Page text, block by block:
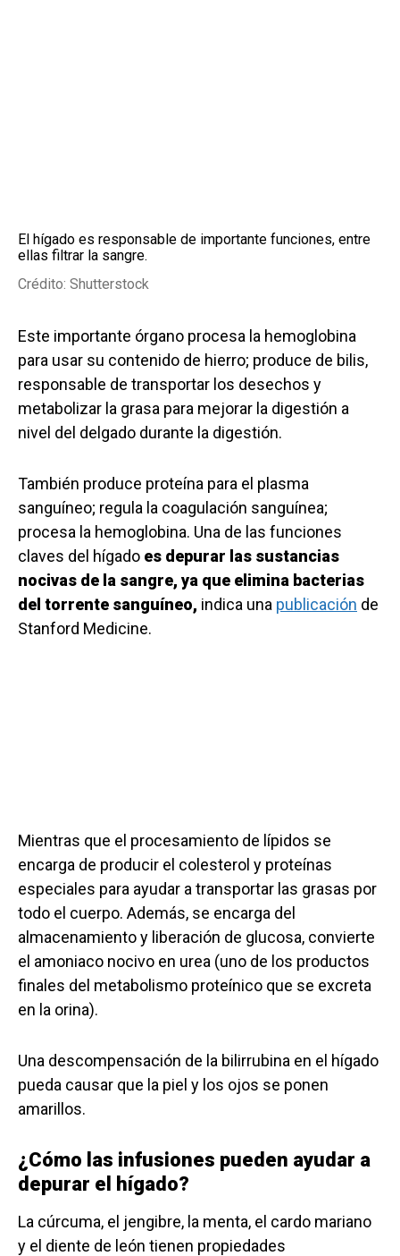
El hígado es responsable de importante funciones, entre
ellas filtrar la sangre.
Crédito: Shutterstock
Este importante órgano procesa la hemoglobina
para usar su contenido de hierro; produce de bilis,
responsable de transportar los desechos y
metabolizar la grasa para mejorar la digestión a
nivel del delgado durante la digestión.
También produce proteína para el plasma
sanguíneo; regula la coagulación sanguínea;
procesa la hemoglobina. Una de las funciones
claves del hígado es depurar las sustancias
nocivas de la sangre, ya que elimina bacterias
del torrente sanguíneo, indica una publicación de
Stanford Medicine.
Mientras que el procesamiento de lípidos se
encarga de producir el colesterol y proteínas
especiales para ayudar a transportar las grasas por
todo el cuerpo. Además, se encarga del
almacenamiento y liberación de glucosa, convierte
el amoniaco nocivo en urea (uno de los productos
finales del metabolismo proteínico que se excreta
en la orina).
Una descompensación de la bilirrubina en el hígado
pueda causar que la piel y los ojos se ponen
amarillos.
¿Cómo las infusiones pueden ayudar a
depurar el hígado?
La cúrcuma, el jengibre, la menta, el cardo mariano
y el diente de león tienen propiedades